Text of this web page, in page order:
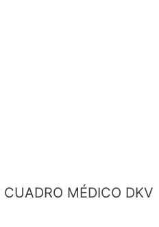
CUADRO MÉDICO DKV